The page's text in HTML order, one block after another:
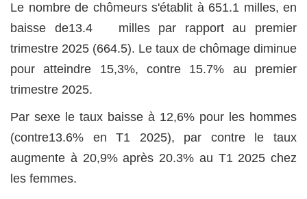
Le nombre de chômeurs s'établit à 651.1 milles, en
baisse de13.4 milles par rapport au premier
trimestre 2025 (664.5). Le taux de chômage diminue
pour atteindre 15,3%, contre 15.7% au premier
trimestre 2025.
Par sexe le taux baisse à 12,6% pour les hommes
(contre13.6% en T1 2025), par contre le taux
augmente à 20,9% après 20.3% au T1 2025 chez
les femmes.